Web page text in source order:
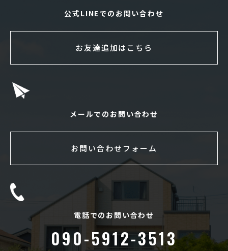
公式LINEでのお問い合わせ
お友達追加はこちら
メールでのお問い合わせ
お問い合わせフォーム
電話でのお問い合わせ
090-5912-3513